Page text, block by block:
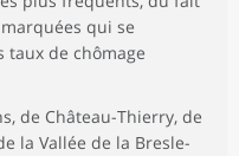
qui se
de chômage
de Château-Thierry, de
la Vallée de la Bresle-